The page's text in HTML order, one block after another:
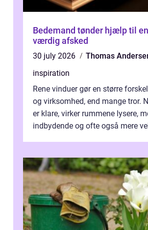
Bedemand tønder hjælp til en tryg og
værdig afsked
30 july 2026
Thomas
inspiration
Rene vinduer gør en større
og virksomhed, end mange tror.
er klare, virker rummene lysere,
indbydende og ofte også mere